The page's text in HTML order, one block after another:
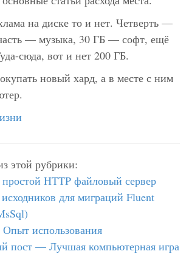
на диске то и нет. Четверть —
— музыка, 30 ГБ — софт, ещё
сюда, вот и нет 200 ГБ.
новый хард, а в месте с ним
этой рубрики:
HTTP файловый сервер
для миграций Fluent
использования
пост — Лучшая компьютерная игра